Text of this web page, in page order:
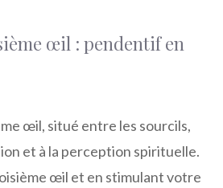
œil : pendentif en
œil, situé entre les sourcils,
et à la perception spirituelle.
œil et en stimulant votre